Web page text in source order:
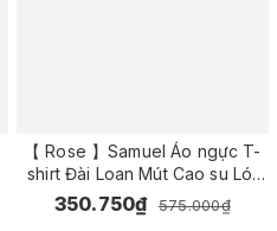
【 Rose 】Samuel Áo ngực T-
shirt Đài Loan Mút Cao su Lót
Vải Tactel siêu mềm viền ren
cao cấp nguyên ngực ( Màu
350.750₫ 575.000₫